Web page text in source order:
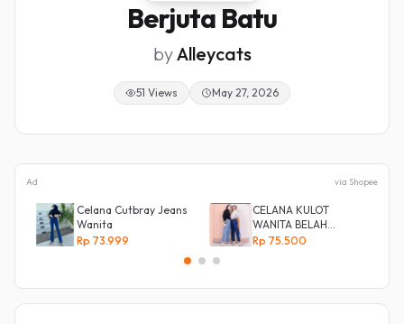
Berjuta Batu
byAlleycats
51 Views May 27, 2026
Ad via Shopee
Celana Cutbray Jeans
Wanita
Rp 73.999
CELANA KULOT
WANITA BELAH
KANCING SAMPING
Rp 75.500